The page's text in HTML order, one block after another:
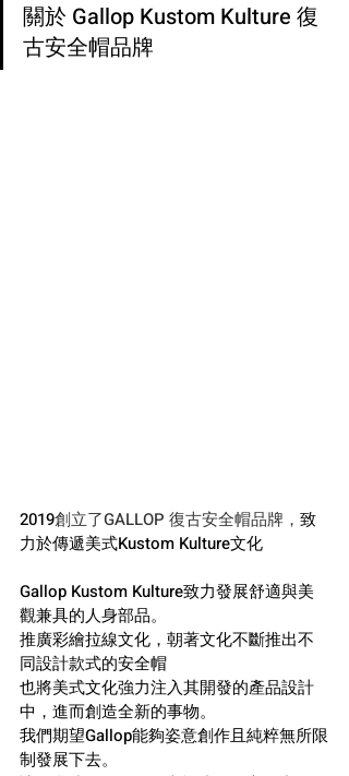
關於 Gallop Kustom Kulture 復
古安全帽品牌
2019創立了GALLOP 復古安全帽品牌， 致
力於傳遞美式Kustom Kulture文化
Gallop Kustom Kulture致力發展舒適與美
觀兼具的人身部品。
推廣彩繪拉線文化，朝著文化不斷推出不
同設計款式的安全帽
也將美式文化強力注入其開發的產品設計
中，進而創造全新的事物。
我們期望Gallop能夠姿意創作且純粹無所限
制發展下去。